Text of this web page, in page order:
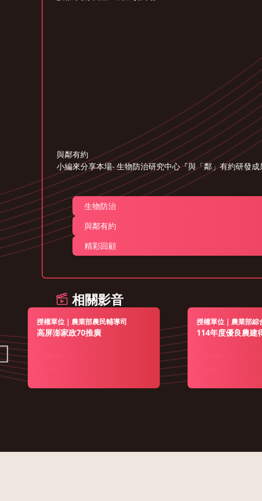
與鄰有約
小編來分享本場- 生物防治研究中心『與「鄰」有約研發
生物防治
與鄰有約
精彩回顧
相關影音
授權單位｜農業部農民輔導司
高屏澎家政70推廣
授權單位｜農業部綜
114年度優良農建